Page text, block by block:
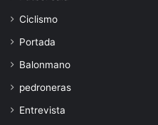
Ciclismo
Portada
Balonmano
pedroneras
Entrevista